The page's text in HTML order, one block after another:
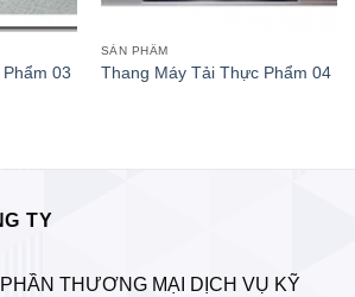
03
SẢN PHẨM
Thang Máy Tải Thực Phẩm 04
TY
THƯƠNG MẠI DỊCH VỤ KỸ